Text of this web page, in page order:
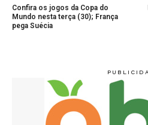
Confira os jogos da Copa do
Mundo nesta terça (30); França
pega Suécia